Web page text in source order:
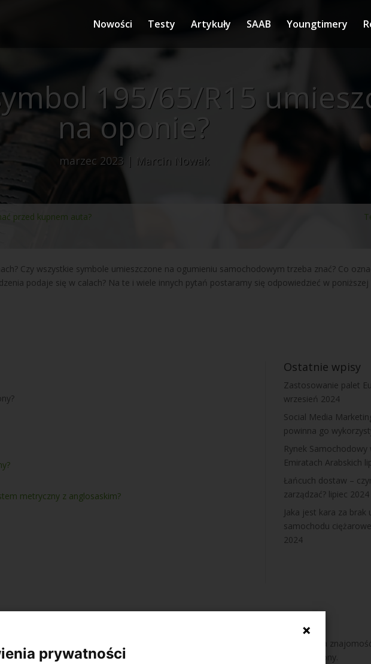
Nowości Testy Artykuły SAAB Youngtimery
195/65/R15
na oponie?
marzec 2023 | Marcin Nowak
przed kupnem auta?
Czy wszystkie symbole umieszczone na ogumieniu samochodowym trzeba znać? Co
podaje się w calach? Na te i wiele innych pytań postaramy się odpowiedzieć w poniższej
metryczny z anglosaskim?
Ostatnie wpisy
Zastosowanie palet
wrzesień 2024
Social Media
powinna go
Rynek
Emiratach Arabskich
Łańcuch dostaw –
zarządzać? lipiec 2024
Jaka jest kara za brak
samochodu
2024
do rozmiaru opony?
jedno cieszy się wyjątkową popularnością, o czym świadczy jego powszechna
jednak każdy kierowca zetknął się symboliką znajdującą się na boku opony.
prywatności